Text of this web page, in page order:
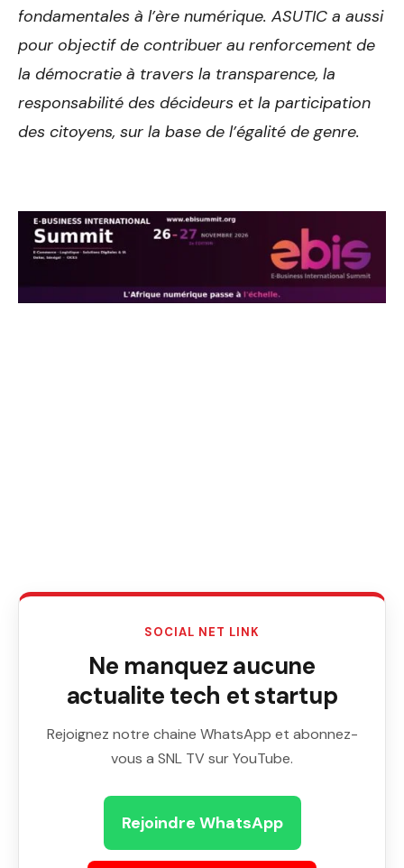
fondamentales à l’ère numérique. ASUTIC a aussi
pour objectif de contribuer au renforcement de
la démocratie à travers la transparence, la
responsabilité des décideurs et la participation
des citoyens, sur la base de l’égalité de genre. ­
SOCIAL NET LINK
Ne manquez aucune
actualite tech et startup
Rejoignez notre chaine WhatsApp et abonnez-
vous a SNL TV sur YouTube.
Rejoindre WhatsApp